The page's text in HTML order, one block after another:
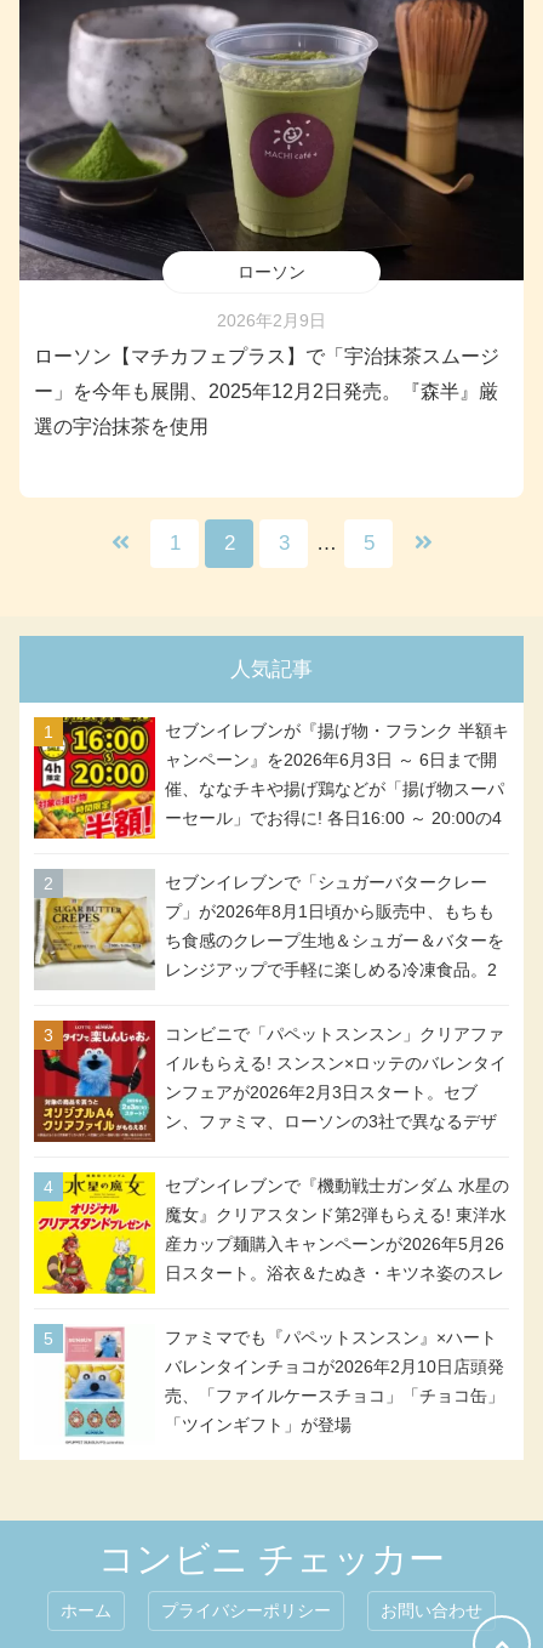
ローソン
2026年2月9日
ローソン【マチカフェプラス】で「宇治抹茶スムージ
ー」を今年も展開、2025年12月2日発売。『森半』厳
選の宇治抹茶を使用
1 2 3 … 5
人気記事
セブンイレブンが『揚げ物・フランク 半額キ
ャンペーン』を2026年6月3日 ～ 6日まで開
催、ななチキや揚げ鶏などが「揚げ物スーパ
ーセール」でお得に! 各日16:00 ～ 20:00の4
アメリカンドッグが税抜き69円!
セブンイレブンで「シュガーバタークレー
プ」が2026年8月1日頃から販売中、もちも
ち食感のクレープ生地＆シュガー＆バターを
レンジアップで手軽に楽しめる冷凍食品。2
コンビニで「パペットスンスン」クリアファ
イルもらえる! スンスン×ロッテのバレンタイ
ンフェアが2026年2月3日スタート。セブ
ン、ファミマ、ローソンの3社で異なるデザ
セブンイレブンで『機動戦士ガンダム 水星の
魔女』クリアスタンド第2弾もらえる! 東洋水
産カップ麺購入キャンペーンが2026年5月26
日スタート。浴衣＆たぬき・キツネ姿のスレ
号・5号) / シャディクが全6種のクリアスタ
ンドになって登場!
ファミマでも『パペットスンスン』×ハート
バレンタインチョコが2026年2月10日店頭発
売、「ファイルケースチョコ」「チョコ缶」
「ツインギフト」が登場
コンビニ チェッカー
ホーム プライバシーポリシー お問い合わせ